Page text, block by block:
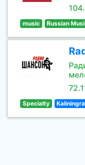
music Russian
Specialty